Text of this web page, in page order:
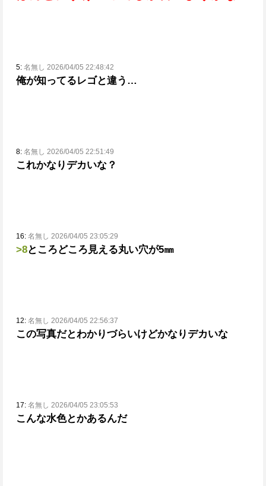
5: 名無し 2026/04/05 22:48:42
俺が知ってるレゴと違う…
8: 名無し 2026/04/05 22:51:49
これかなりデカいな？
16: 名無し 2026/04/05 23:05:29
>8ところどころ見える丸い穴が5㎜
12: 名無し 2026/04/05 22:56:37
この写真だとわかりづらいけどかなりデカいな
17: 名無し 2026/04/05 23:05:53
こんな水色とかあるんだ